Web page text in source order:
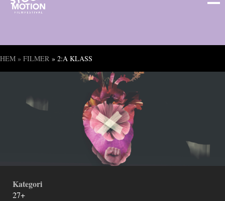
Du är här
HEM » FILMER » 2:A KLASS
Kategori
27+